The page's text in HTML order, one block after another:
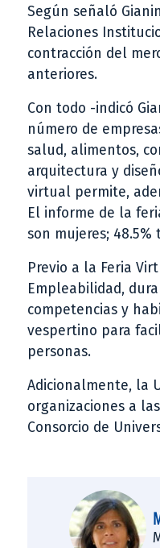
Según señaló
Relaciones
contracción del
anteriores.
Con todo -indicó
número de
salud, alimentos,
arquitectura y
virtual permite,
El informe de la
son mujeres;
Previo a la Feria
Empleabilidad,
competencias y
vespertino para
personas.
Adicionalmente, la
organizaciones a
Consorcio de